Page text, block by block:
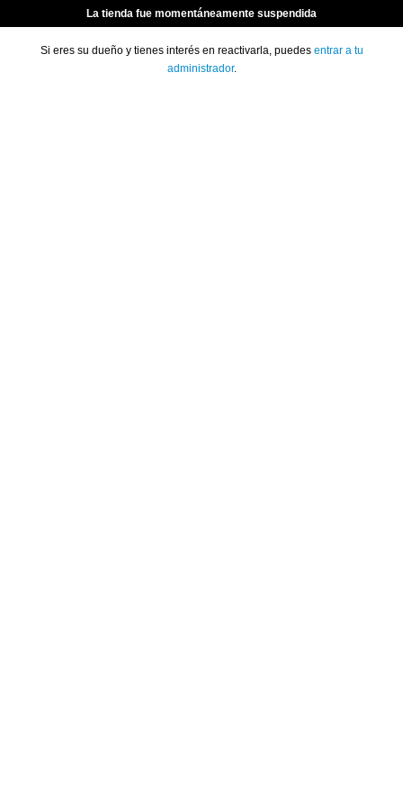
La tienda fue momentáneamente suspendida
Si eres su dueño y tienes interés en reactivarla, puedes entrar a tu
administrador.